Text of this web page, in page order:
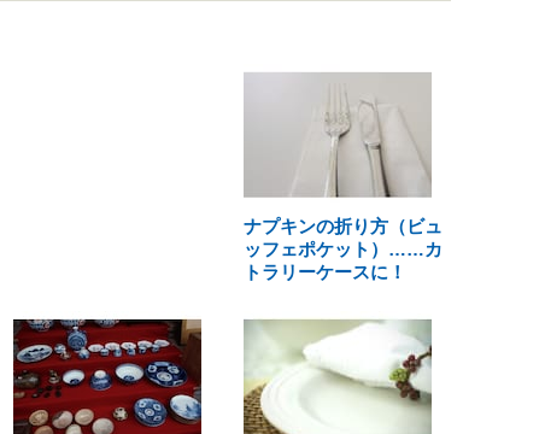
ナプキンの折り方（ビュ
ッフェポケット）……カ
トラリーケースに！